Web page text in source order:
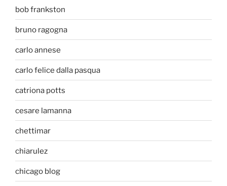
bob frankston
bruno ragogna
carlo annese
carlo felice dalla pasqua
catriona potts
cesare lamanna
chettimar
chiarulez
chicago blog